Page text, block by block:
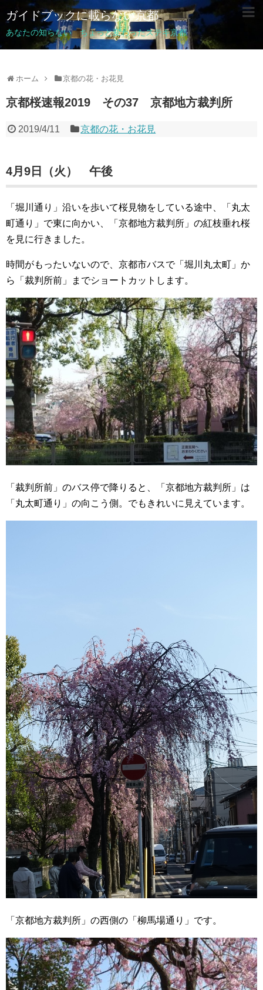
ガイドブックに載らない京都
あなたの知らない ちょっと変わったステキ京都
ホーム 京都の花・お花見
京都桜速報2019 その37 京都地方裁判所
2019/4/11 京都の花・お花見
4月9日（火） 午後
「堀川通り」沿いを歩いて桜見物をしている途中、「丸太
町通り」で東に向かい、「京都地方裁判所」の紅枝垂れ桜
を見に行きました。
時間がもったいないので、京都市バスで「堀川丸太町」か
ら「裁判所前」までショートカットします。
「裁判所前」のバス停で降りると、「京都地方裁判所」は
「丸太町通り」の向こう側。でもきれいに見えています。
「京都地方裁判所」の西側の「柳馬場通り」です。